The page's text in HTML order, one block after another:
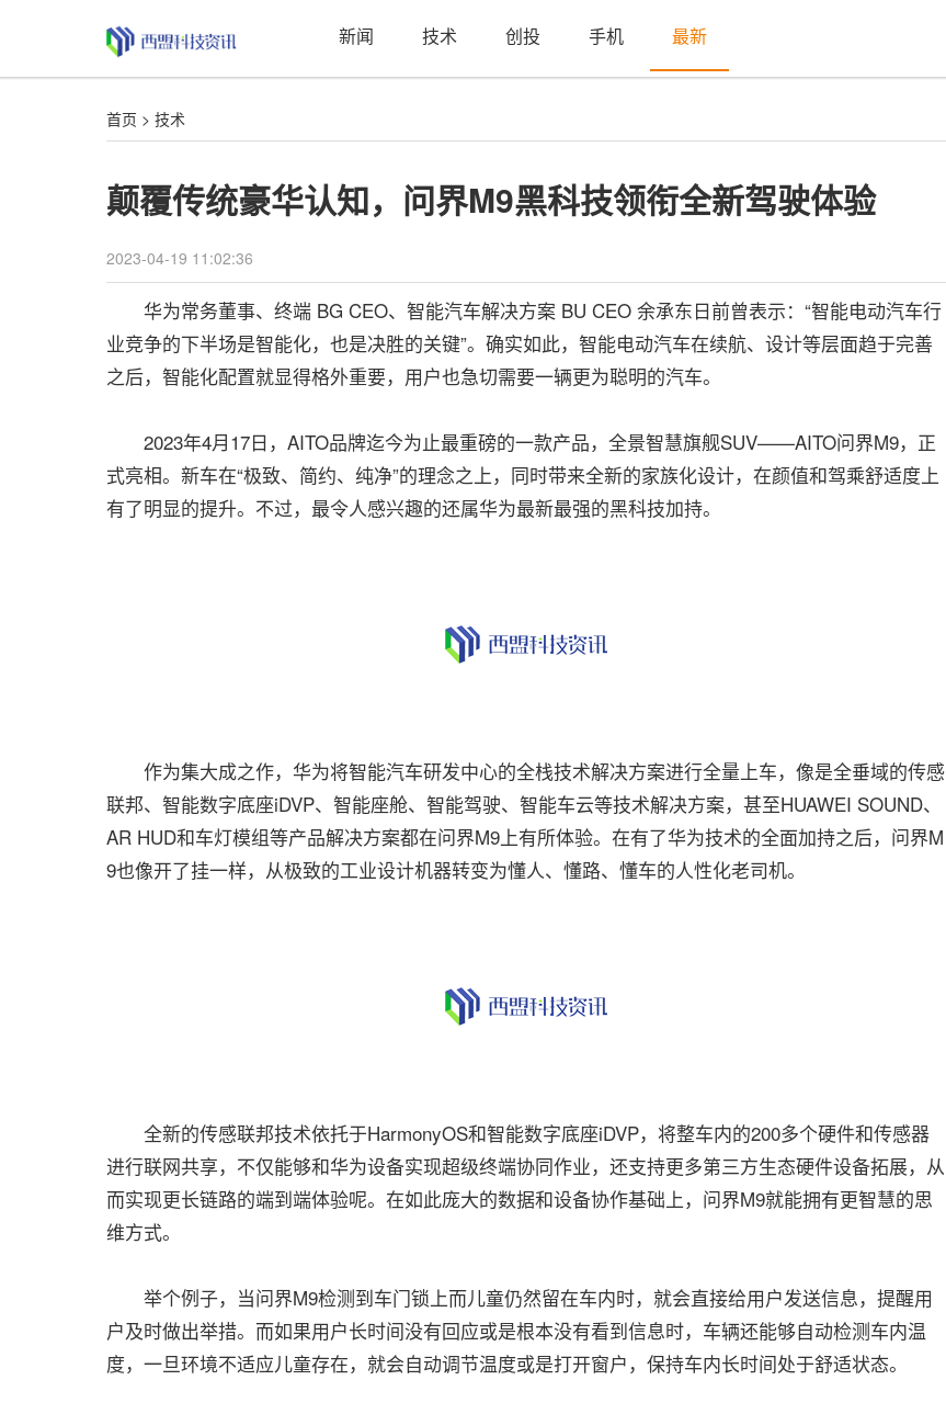
新闻 技术 创投 手机 最新
首页 > 技术
颠覆传统豪华认知，问界M9黑科技领衔全新驾驶体验
2023-04-19 11:02:36
华为常务董事、终端 BG CEO、智能汽车解决方案 BU CEO 余承东日前曾表示：“智能电动汽车行
业竞争的下半场是智能化，也是决胜的关键”。确实如此，智能电动汽车在续航、设计等层面趋于完善
之后，智能化配置就显得格外重要，用户也急切需要一辆更为聪明的汽车。
2023年4月17日，AITO品牌迄今为止最重磅的一款产品，全景智慧旗舰SUV——AITO问界M9，正
式亮相。新车在“极致、简约、纯净”的理念之上，同时带来全新的家族化设计，在颜值和驾乘舒适度上
有了明显的提升。不过，最令人感兴趣的还属华为最新最强的黑科技加持。
作为集大成之作，华为将智能汽车研发中心的全栈技术解决方案进行全量上车，像是全垂域的传感
联邦、智能数字底座iDVP、智能座舱、智能驾驶、智能车云等技术解决方案，甚至HUAWEI SOUND、
AR HUD和车灯模组等产品解决方案都在问界M9上有所体验。在有了华为技术的全面加持之后，问界M
9也像开了挂一样，从极致的工业设计机器转变为懂人、懂路、懂车的人性化老司机。
全新的传感联邦技术依托于HarmonyOS和智能数字底座iDVP，将整车内的200多个硬件和传感器
进行联网共享，不仅能够和华为设备实现超级终端协同作业，还支持更多第三方生态硬件设备拓展，从
而实现更长链路的端到端体验呢。在如此庞大的数据和设备协作基础上，问界M9就能拥有更智慧的思
维方式。
举个例子，当问界M9检测到车门锁上而儿童仍然留在车内时，就会直接给用户发送信息，提醒用
户及时做出举措。而如果用户长时间没有回应或是根本没有看到信息时，车辆还能够自动检测车内温
度，一旦环境不适应儿童存在，就会自动调节温度或是打开窗户，保持车内长时间处于舒适状态。